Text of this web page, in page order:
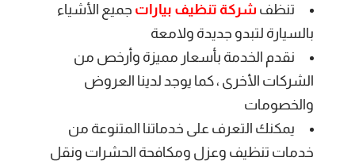
تنظف شركة تنظيف بيارات جميع الأشياء
بالسيارة لتبدو جديدة ولامعة
نقدم الخدمة بأسعار مميزة وأرخص من
الشركات الأخرى ، كما يوجد لدينا العروض
والخصومات
يمكنك التعرف على خدماتنا المتنوعة من
خدمات تنظيف وعزل ومكافحة الحشرات ونقل